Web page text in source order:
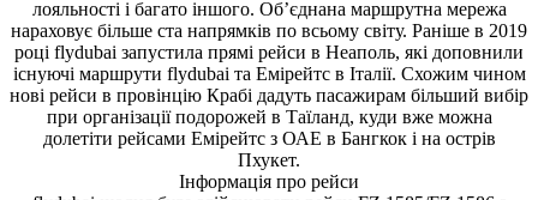
лояльності і багато іншого. Об’єднана маршрутна мережа
нараховує більше ста напрямків по всьому світу. Раніше в 2019
році flydubai запустила прямі рейси в Неаполь, які доповнили
існуючі маршрути flydubai та Емірейтс в Італії. Схожим чином
нові рейси в провінцію Крабі дадуть пасажирам більший вибір
при організації подорожей в Таїланд, куди вже можна
долетіти рейсами Емірейтс з ОАЕ в Бангкок і на острів
Пхукет.
Інформація про рейси